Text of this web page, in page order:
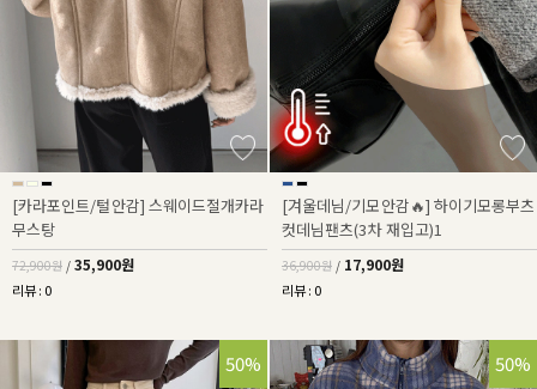
[카라포인트/털안감] 스웨이드절개카라
무스탕
72,900원 / 35,900원
리뷰 : 0
[겨울데님/기모안감🔥] 하이기모롱부츠
컷데님팬츠(3차 재입고)1
36,900원 / 17,900원
리뷰 : 0
50% 50%